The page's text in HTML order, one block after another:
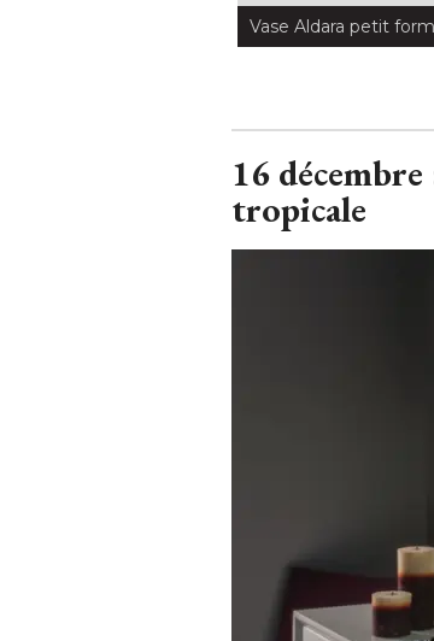
Vase Aldara petit
16
tropicale